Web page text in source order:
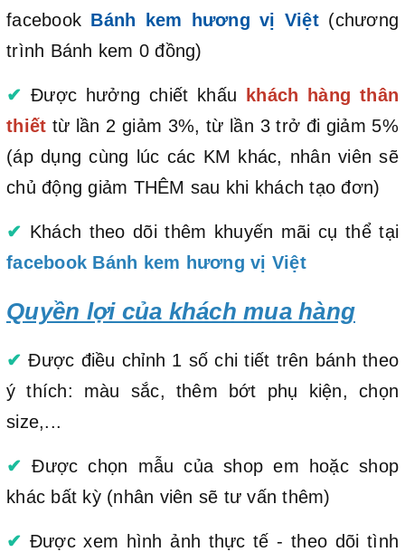
facebook Bánh kem hương vị Việt(chương
trình Bánh kem 0 đồng)
✔ Được hưởng chiết khấu khách hàng thân
thiết từ lần 2 giảm 3%, từ lần 3 trở đi giảm 5%
(áp dụng cùng lúc các KM khác, nhân viên sẽ
chủ động giảm THÊM sau khi khách tạo đơn)
✔ Khách theo dõi thêm khuyến mãi cụ thể tại
facebook Bánh kem hương vị Việt
Quyền lợi của khách mua hàng
✔ Được điều chỉnh 1 số chi tiết trên bánh theo
ý thích: màu sắc, thêm bớt phụ kiện, chọn
size,...
✔ Được chọn mẫu của shop em hoặc shop
khác bất kỳ (nhân viên sẽ tư vấn thêm)
✔ Được xem hình ảnh thực tế - theo dõi tình